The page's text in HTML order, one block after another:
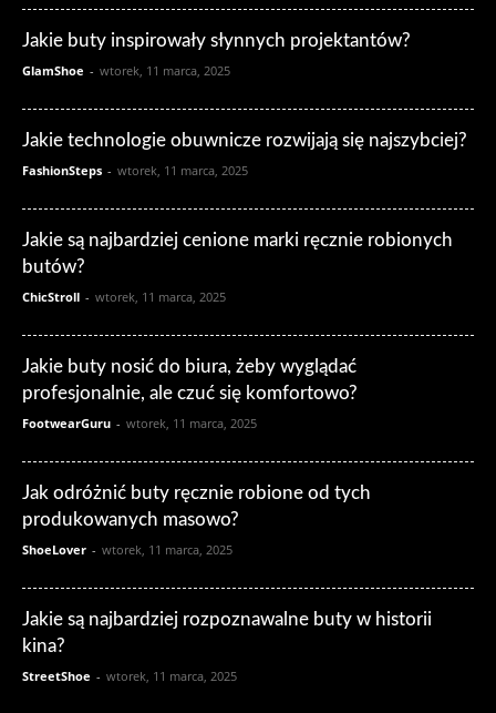
Jakie buty inspirowały słynnych projektantów?
GlamShoe - wtorek, 11 marca, 2025
Jakie technologie obuwnicze rozwijają się najszybciej?
FashionSteps - wtorek, 11 marca, 2025
Jakie są najbardziej cenione marki ręcznie robionych
butów?
ChicStroll - wtorek, 11 marca, 2025
Jakie buty nosić do biura, żeby wyglądać
profesjonalnie, ale czuć się komfortowo?
FootwearGuru - wtorek, 11 marca, 2025
Jak odróżnić buty ręcznie robione od tych
produkowanych masowo?
ShoeLover - wtorek, 11 marca, 2025
Jakie są najbardziej rozpoznawalne buty w historii
kina?
StreetShoe - wtorek, 11 marca, 2025